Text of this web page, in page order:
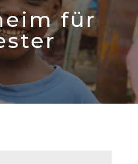
für